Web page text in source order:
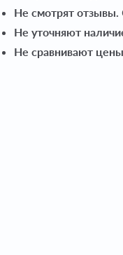
Не смотрят отзывы.
Не уточняют
Не сравнивают